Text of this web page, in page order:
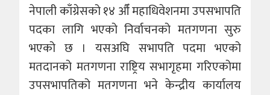
नेपाली काँग्रेसको १४ औँ महाधिवेशनमा उपसभापति
पदका लागि भएको निर्वाचनको मतगणना सुरु
भएको छ । यसअघि सभापति पदमा भएको
मतदानको मतगणना राष्ट्रिय सभागृहमा गरिएकोमा
उपसभापतिको मतगणना भने केन्द्रीय कार्यालय